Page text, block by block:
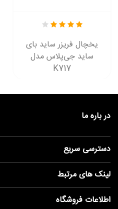
یخچال فریزر ساید بای
ساید جی‌پلاس مدل
K717
در باره ما
دسترسی سریع
لینک های مرتبط
اطلاعات فروشگاه